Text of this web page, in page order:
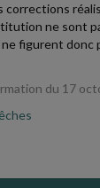
ne sont
figurent donc
du 17